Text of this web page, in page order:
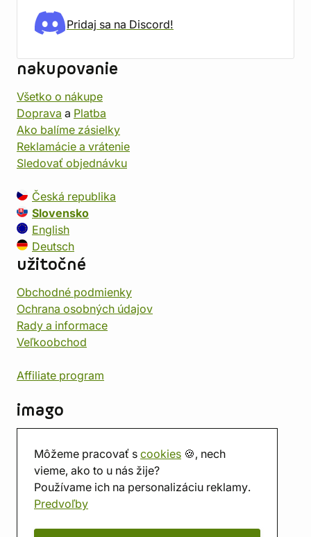
Môžeme pracovať s cookies 🍪, nech
vieme, ako to u nás žije?
Používame ich na personalizáciu reklamy.
Predvoľby
Pridaj sa na Discord!
nakupovanie
Všetko o nákupe
Doprava a Platba
Ako balíme zásielky
Reklamácie a vrátenie
Sledovať objednávku
Česká republika
Slovensko
English
Deutsch
užitočné
Obchodné podmienky
Ochrana osobných údajov
Rady a informace
Veľkoobchod
Affiliate program
imago
Predajňa
Herňa
O nás
Hodnotenie obchodu